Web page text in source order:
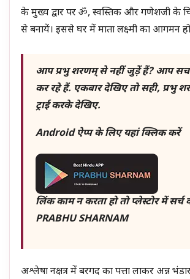
के मुख्य द्वार पर ॐ, स्वस्तिक और गणेशजी के
से बनायें। इससे घर में माता लक्ष्मी का आगमन
आप प्रभु शरणम् से नहीं जुड़ें हैं? आप
कर रहे हैं. एकबार देखिए तो सही, प्रभु
ट्राई करके देखिए.
Android ऐप्प के लिए यहां क्लिक करें
लिंक काम न करता हो तो प्लेस्टोर में सर्च
PRABHU SHARNAM
अश्लेषा नक्षत्र में बरगद का पत्ता लाकर अन्न